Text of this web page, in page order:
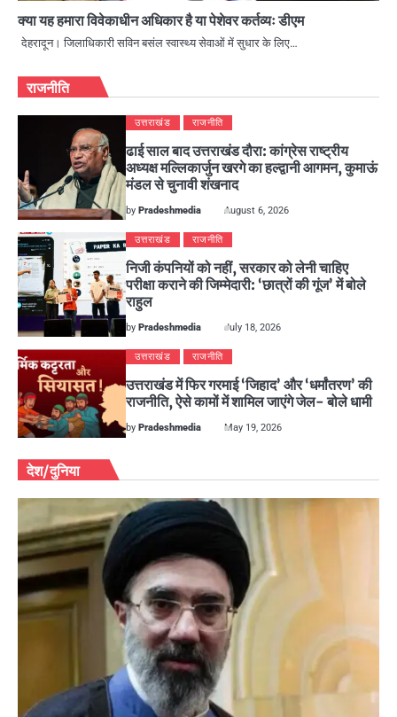
क्या यह हमारा विवेकाधीन अधिकार है या पेशेवर कर्तव्यः डीएम
देहरादून। जिलाधिकारी सविन बसंल स्वास्थ्य सेवाओं में सुधार के लिए…
राजनीति
उत्तराखंड राजनीति
ढाई साल बाद उत्तराखंड दौरा: कांग्रेस राष्ट्रीय
अध्यक्ष मल्लिकार्जुन खरगे का हल्द्वानी आगमन, कुमाऊं
मंडल से चुनावी शंखनाद
by Pradeshmedia August 6, 2026
उत्तराखंड राजनीति
निजी कंपनियों को नहीं, सरकार को लेनी चाहिए
परीक्षा कराने की जिम्मेदारी: ‘छात्रों की गूंज’ में बोले
राहुल
by Pradeshmedia July 18, 2026
उत्तराखंड राजनीति
उत्तराखंड में फिर गरमाई ‘जिहाद’ और ‘धर्मांतरण’ की
राजनीति, ऐसे कामों में शामिल जाएंगे जेल- बोले धामी
by Pradeshmedia May 19, 2026
देश/दुनिया